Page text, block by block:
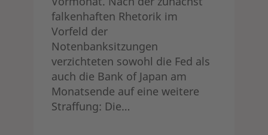
falkenhaften Rhetorik im
Vorfeld der
Notenbanksitzungen
verzichteten sowohl die Fed als
auch die Bank of Japan am
Monatsende auf eine weitere
Straffung: Die…